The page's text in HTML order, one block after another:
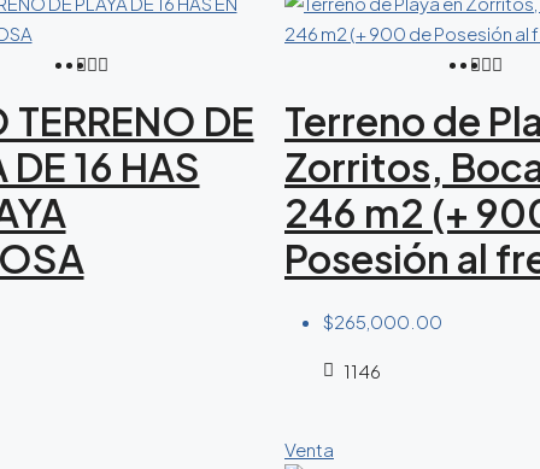
TERRENO DE
DE 16 HAS
Terreno de
Zorritos,
246 m2 (+
Posesión al
$265,000.00
1146
Venta